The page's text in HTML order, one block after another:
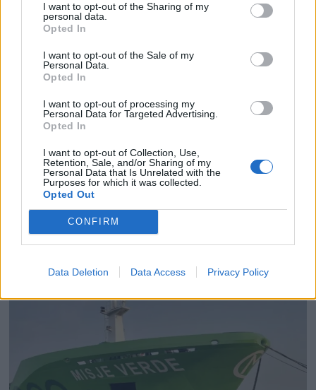
I want to opt-out of the Sharing of my
personal data.
Opted In
I want to opt-out of the Sale of my
Personal Data.
Opted In
I want to opt-out of processing my
Personal Data for Targeted Advertising.
Opted In
I want to opt-out of Collection, Use,
Retention, Sale, and/or Sharing of my
Personal Data that Is Unrelated with the
Purposes for which it was collected.
Opted Out
CONFIRM
Data Deletion Data Access Privacy Policy
land
PLUS
- Kysten er underfortalt